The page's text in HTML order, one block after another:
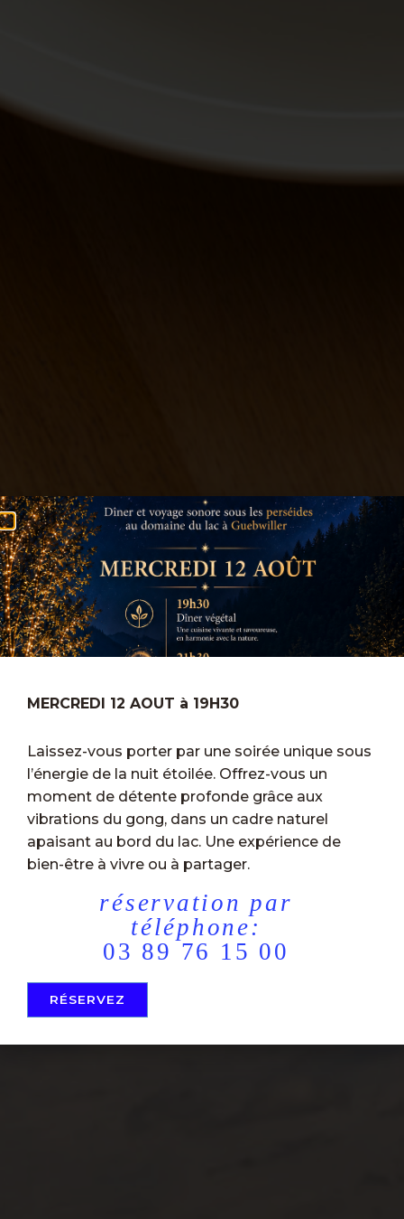
MERCREDI 12 AOUT à 19H30
Laissez-vous porter par une soirée unique sous
l’énergie de la nuit étoilée. Offrez-vous un
moment de détente profonde grâce aux
vibrations du gong, dans un cadre naturel
apaisant au bord du lac. Une expérience de
bien-être à vivre ou à partager.
réservation par
téléphone:
03 89 76 15 00
RÉSERVEZ